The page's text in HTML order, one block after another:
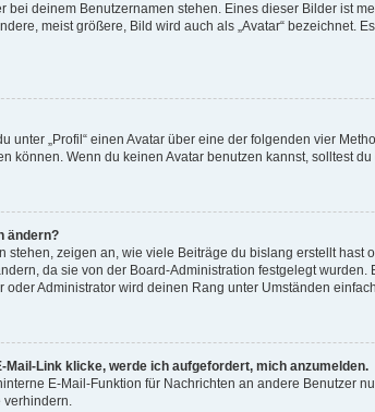
bei deinem Benutzernamen stehen. Eines dieser Bilder ist
meist größere, Bild wird auch als „Avatar“
unter „Profil“ einen Avatar über eine der folgenden vier
können. Wenn du keinen Avatar benutzen kannst, solltest
ändern?
stehen, zeigen an, wie viele Beiträge du bislang erstellt
da sie von der Board-Administration festgelegt
Administrator wird deinen Rang unter Umständen
Mail-Link klicke, werde ich aufgefordert, mich anzumelden.
E-Mail-Funktion für Nachrichten an andere Benutzer